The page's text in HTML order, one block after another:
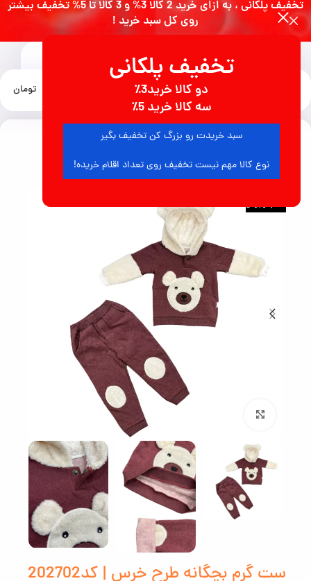
تخفیف پلکانی
دو کالا خرید3٪
سه کالا خرید 5٪
سبد خریدت رو بزرگ کن تخفیف بگیر
نوع کالا مهم نیست تخفیف روی تعداد اقلام خریده!
تومان
لباس پسرانه
اتمام موجودی
ست گرم بچگانه طرح خرس | کد202702
تخفیف پلکانی ، به ازای خرید 2 کالا 3% و 3 کالا تا 5% تخفیف بیشتر
روی کل سبد خرید !